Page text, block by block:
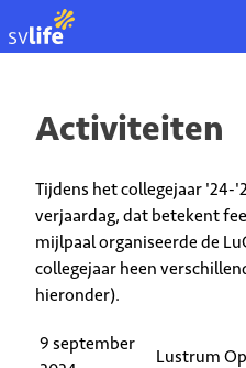
Activiteiten
Tijdens het collegejaar '24-
verjaardag, dat betekent
mijlpaal organiseerde de
collegejaar heen
hieronder).
9 september
Lustrum